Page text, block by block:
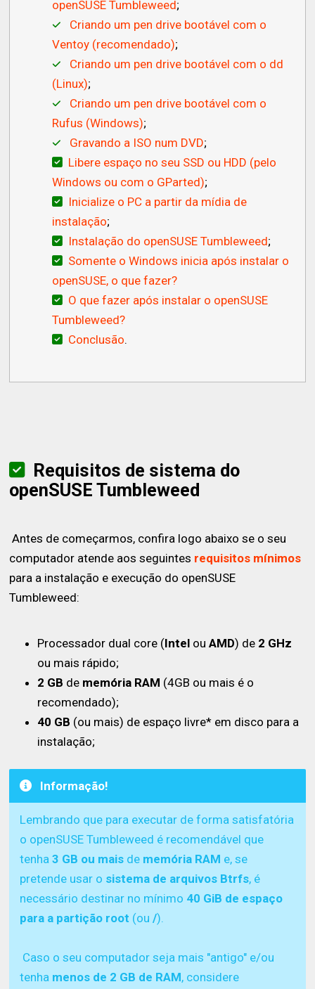
openSUSE Tumbleweed;
Criando um pen drive bootável com o
Ventoy (recomendado);
Criando um pen drive bootável com o dd
(Linux);
Criando um pen drive bootável com o
Rufus (Windows);
Gravando a ISO num DVD;
Libere espaço no seu SSD ou HDD (pelo
Windows ou com o GParted);
Inicialize o PC a partir da mídia de
instalação;
Instalação do openSUSE Tumbleweed;
Somente o Windows inicia após instalar o
openSUSE, o que fazer?
O que fazer após instalar o openSUSE
Tumbleweed?
Conclusão.
Requisitos de sistema do
openSUSE Tumbleweed
Antes de começarmos, confira logo abaixo se o seu
computador atende aos seguintes requisitos mínimos
para a instalação e execução do openSUSE
Tumbleweed:
Processador dual core (Intel ouAMD) de 2 GHz
ou mais rápido;
2 GB de memória RAM (4GB ou mais é o
recomendado);
40 GB (ou mais) de espaço livre* em disco para a
instalação;
Informação!
Lembrando que para executar de forma satisfatória
o openSUSE Tumbleweed é recomendável que
tenha3 GB ou mais de memória RAM e, se
pretende usar o sistema de arquivos Btrfs, é
necessário destinar no mínimo 40 GiB de espaço
para a partição root (ou/).
Caso o seu computador seja mais "antigo" e/ou
tenha menos de 2 GB de RAM, considere